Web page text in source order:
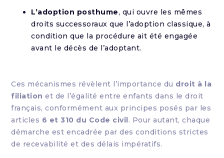
L’adoption posthume, qui ouvre les mêmes
droits successoraux que l’adoption classique, à
condition que la procédure ait été engagée
avant le décès de l’adoptant.
Ces mécanismes révèlent l’importance du droit à la
filiation et de l’égalité entre enfants dans le droit
français, conformément aux principes posés par les
articles 6 et 310 du Code civil. Pour autant, chaque
démarche est encadrée par des conditions strictes
de recevabilité et des délais impératifs.